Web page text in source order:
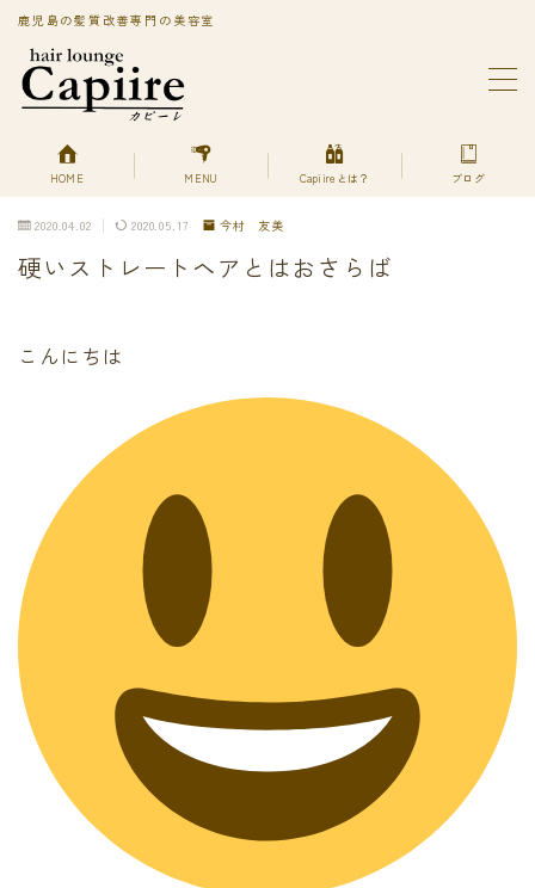
鹿児島の髪質改善専門の美容室
MENU
Capiireってどんなサロン?
PRIVACY POLICY
丁寧なカウンセリングで安心のカット
柔らかく、自然で艶のある髪質改善へアエステ縮毛矯正
色持ちよく美艶髪になれる髪質改善ヘアエステカラー
キューティクルを広げて栄養を補給する
デトックスは何を使ってるの？
プライバシーポリシー
プライバシーポリシー
利用規約／特定商取引法に基づく表記
最後に必ず弱酸性
有料記事の決済完了ページ
頭皮、髪のデトックス
Capiireの髪質改善の考え方
Capiireこだわりの薬剤
capiireのお客様からの声
Capiireのカウンセリングとは?
ご予約はLINEがオススメ
カラーリング中にも栄養を
HOME MENU Capiireとは？ ブログ
2020.04.02 2020.05.17 今村 友美
硬いストレートヘアとはおさらば
こんにちは